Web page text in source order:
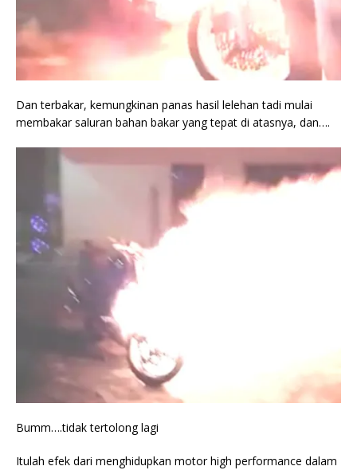
Dan terbakar, kemungkinan panas hasil lelehan tadi mulai
membakar saluran bahan bakar yang tepat di atasnya, dan….
Bumm….tidak tertolong lagi
Itulah efek dari menghidupkan motor high performance dalam